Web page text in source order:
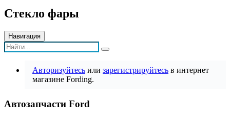
Стекло фары
Навигация
Авторизуйтесь или зарегистрируйтесь в интернет
магазине Fording.
Автозапчасти Ford